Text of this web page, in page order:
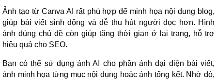
Ảnh tạo từ Canva AI rất phù hợp để minh họa nội dung blog,
giúp bài viết sinh động và dễ thu hút người đọc hơn. Hình
ảnh đúng chủ đề còn giúp tăng thời gian ở lại trang, hỗ trợ
hiệu quả cho SEO.
Bạn có thể sử dụng ảnh AI cho phần ảnh đại diện bài viết,
ảnh minh họa từng mục nội dung hoặc ảnh tổng kết. Nhờ đó,